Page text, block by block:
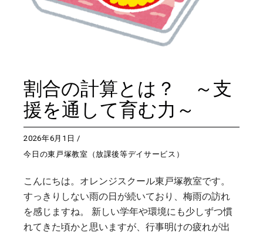
割合の計算とは？ ～支
援を通して育む力～
2026年6月1日
今日の東戸塚教室（放課後等デイサービス）
こんにちは。オレンジスクール東戸塚教室です。
すっきりしない雨の日が続いており、梅雨の訪れ
を感じますね。 新しい学年や環境にも少しずつ慣
れてきた頃かと思いますが、行事明けの疲れが出